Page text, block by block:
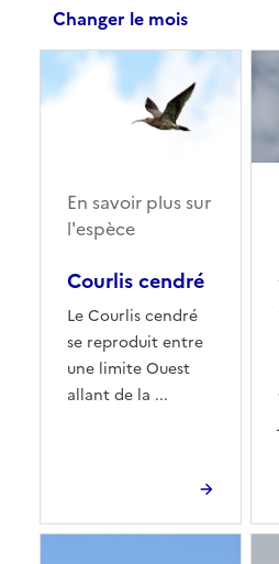
Changer le mois
Courlis cendré
Le Courlis cendré
se reproduit entre
une limite Ouest
allant de la ...
En savoir plus sur
l'espèce